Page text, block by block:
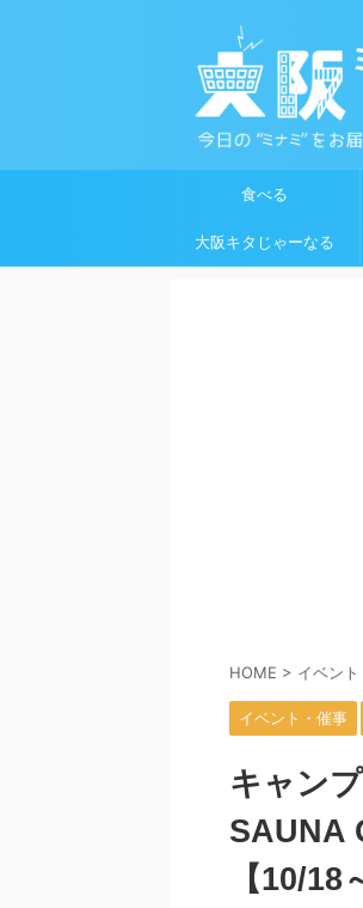
食べる
大阪キタじゃーなる
HOME > イベン
イベント・催事
キャン
SAUNA
【10/18